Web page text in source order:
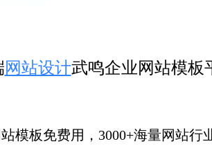
网站设计武鸣企业网站模板
站模板免费用，3000+海量网站行